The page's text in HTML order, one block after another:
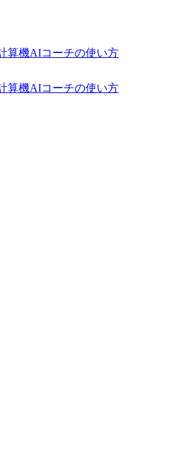
算機AIコーチの使い方
算機AIコーチの使い方